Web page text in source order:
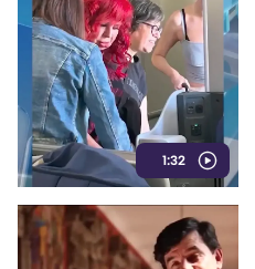
1:32